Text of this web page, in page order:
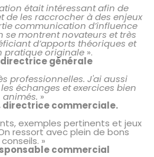
était intéressant afin de
de les raccrocher à des enjeux
communication d’influence
se montrent novateurs et très
d’apports théoriques et
pratique originale ».
directrice générale
professionnelles. J'ai aussi
échanges et exercices bien
animés. »
directrice commerciale.
exemples pertinents et jeux
ressort avec plein de bons
conseils. »
commercial